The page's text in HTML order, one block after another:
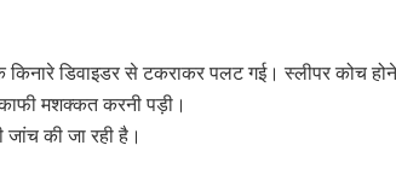
डिवाइडर से टकराकर पलट गई। स्लीपर कोच
मशक्कत करनी पड़ी।
की जा रही है।